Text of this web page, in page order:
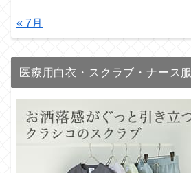
« 7月
医療用白衣・スクラブ・ナース服